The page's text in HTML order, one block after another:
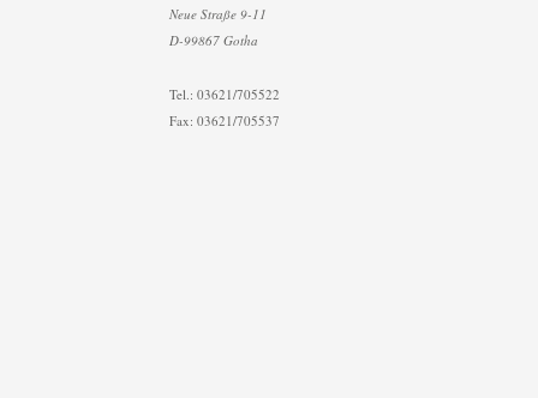
Neue Straße 9-11
D-99867 Gotha
Tel.: 03621/705522
Fax: 03621/705537